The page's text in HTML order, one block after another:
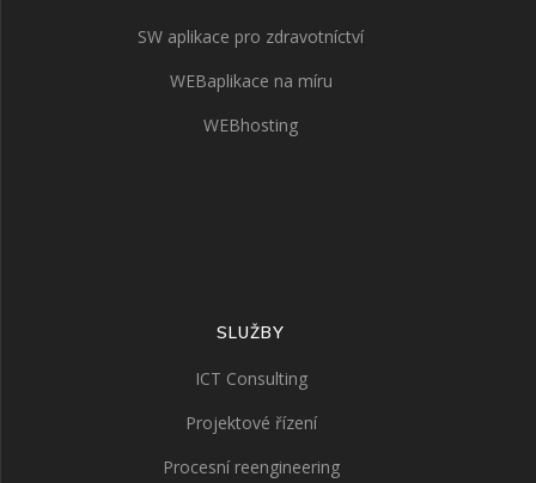
SW aplikace pro zdravotníctví
WEBaplikace na míru
WEBhosting
SLUŽBY
ICT Consulting
Projektové řízení
Procesní reengineering